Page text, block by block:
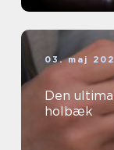
03. maj
Den
holbæk